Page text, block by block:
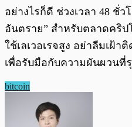
อย่างไรก็ดี ช่วงเวลา 48 ชั่
อันตราย” สำหรับตลาดคริ
ใช้เลเวอเรจสูง อย่าลืมเฝ้
เพื่อรับมือกับความผันผวนที่
bitcoin